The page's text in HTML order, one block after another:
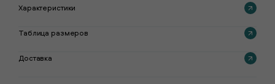
Характеристики
Таблица размеров
Доставка